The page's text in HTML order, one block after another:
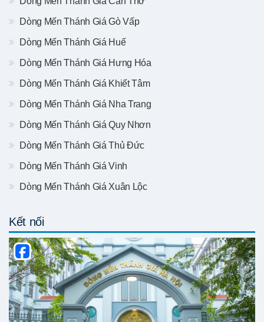
Dòng Mến Thánh Giá Gò Vấp
Dòng Mến Thánh Giá Huế
Dòng Mến Thánh Giá Hưng Hóa
Dòng Mến Thánh Giá Khiết Tâm
Dòng Mến Thánh Giá Nha Trang
Dòng Mến Thánh Giá Quy Nhơn
Dòng Mến Thánh Giá Thủ Đức
Dòng Mến Thánh Giá Vinh
Dòng Mến Thánh Giá Xuân Lộc
Kết nối